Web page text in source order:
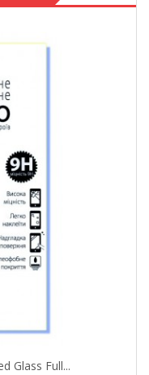
Glass Full...